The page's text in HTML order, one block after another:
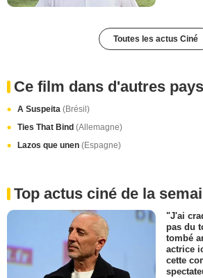
Toutes les actus Ciné
Ce film dans d'autres pays
A Suspeita (Brésil)
Ties That Bind (Allemagne)
Lazos que unen (Espagne)
Top actus ciné de la
"J'ai
pas du
tombé
actrice
cette